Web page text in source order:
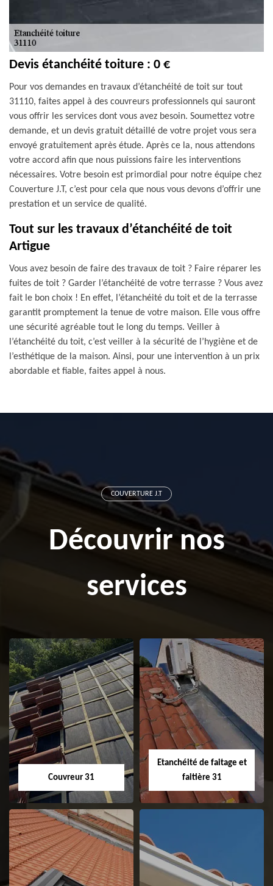
Devis étanchéité toiture : 0 €
Pour vos demandes en travaux d’étanchéité de toit sur tout
31110, faites appel à des couvreurs professionnels qui sauront
vous offrir les services dont vous avez besoin. Soumettez votre
demande, et un devis gratuit détaillé de votre projet vous sera
envoyé gratuitement après étude. Après ce la, nous attendons
votre accord afin que nous puissions faire les interventions
nécessaires. Votre besoin est primordial pour notre équipe chez
Couverture J.T, c’est pour cela que nous vous devons d’offrir une
prestation et un service de qualité.
Tout sur les travaux d’étanchéité de toit
Artigue
Vous avez besoin de faire des travaux de toit ? Faire réparer les
fuites de toit ? Garder l’étanchéité de votre terrasse ? Vous avez
fait le bon choix ! En effet, l’étanchéité du toit et de la terrasse
garantit promptement la tenue de votre maison. Elle vous offre
une sécurité agréable tout le long du temps. Veiller à
l’étanchéité du toit, c’est veiller à la sécurité de l’hygiène et de
l’esthétique de la maison. Ainsi, pour une intervention à un prix
abordable et fiable, faites appel à nous.
COUVERTURE J.T
Découvrir nos
services
Couvreur 31
Couvreur 31
Etanchéité de faitage et
faitière 31
Etanchéité de